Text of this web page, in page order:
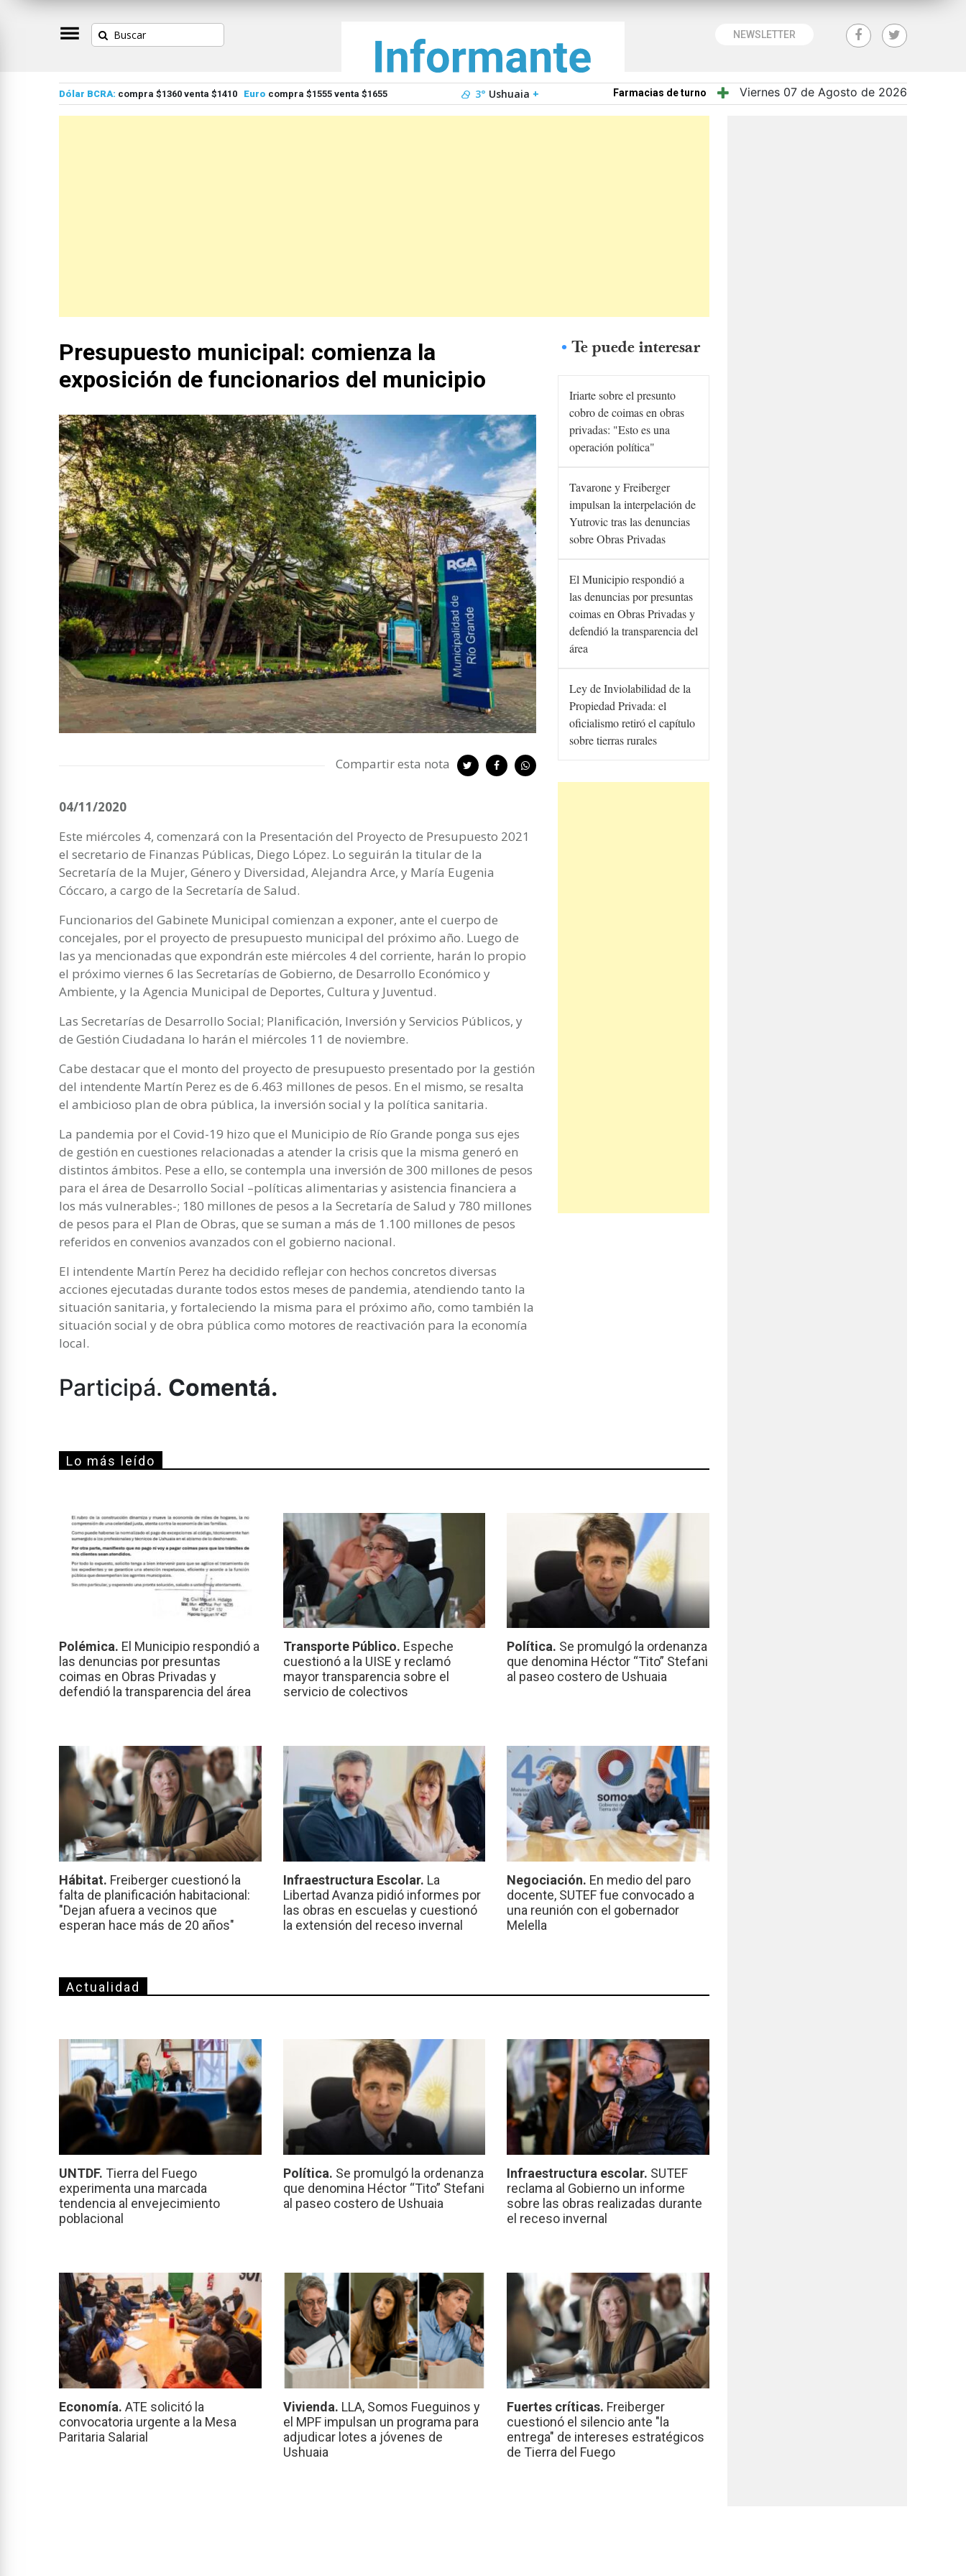
NEWSLETTER
Dólar BCRA: compra $1360 venta $1410 Euro compra $1555 venta $1655 3° Ushuaia + Farmacias de turno Viernes 07 de Agosto de 2026
Presupuesto municipal: comienza la
exposición de funcionarios del municipio
Compartir esta nota
04/11/2020
Este miércoles 4, comenzará con la Presentación del Proyecto de Presupuesto 2021
el secretario de Finanzas Públicas, Diego López. Lo seguirán la titular de la
Secretaría de la Mujer, Género y Diversidad, Alejandra Arce, y María Eugenia
Cóccaro, a cargo de la Secretaría de Salud.
Funcionarios del Gabinete Municipal comienzan a exponer, ante el cuerpo de
concejales, por el proyecto de presupuesto municipal del próximo año. Luego de
las ya mencionadas que expondrán este miércoles 4 del corriente, harán lo propio
el próximo viernes 6 las Secretarías de Gobierno, de Desarrollo Económico y
Ambiente, y la Agencia Municipal de Deportes, Cultura y Juventud.
Las Secretarías de Desarrollo Social; Planificación, Inversión y Servicios Públicos, y
de Gestión Ciudadana lo harán el miércoles 11 de noviembre.
Cabe destacar que el monto del proyecto de presupuesto presentado por la gestión
del intendente Martín Perez es de 6.463 millones de pesos. En el mismo, se resalta
el ambicioso plan de obra pública, la inversión social y la política sanitaria.
La pandemia por el Covid-19 hizo que el Municipio de Río Grande ponga sus ejes
de gestión en cuestiones relacionadas a atender la crisis que la misma generó en
distintos ámbitos. Pese a ello, se contempla una inversión de 300 millones de pesos
para el área de Desarrollo Social –políticas alimentarias y asistencia financiera a
los más vulnerables-; 180 millones de pesos a la Secretaría de Salud y 780 millones
de pesos para el Plan de Obras, que se suman a más de 1.100 millones de pesos
referidos en convenios avanzados con el gobierno nacional.
El intendente Martín Perez ha decidido reflejar con hechos concretos diversas
acciones ejecutadas durante todos estos meses de pandemia, atendiendo tanto la
situación sanitaria, y fortaleciendo la misma para el próximo año, como también la
situación social y de obra pública como motores de reactivación para la economía
local.
Te puede interesar
Iriarte sobre el presunto
cobro de coimas en obras
privadas: "Esto es una
operación política"
Tavarone y Freiberger
impulsan la interpelación de
Yutrovic tras las denuncias
sobre Obras Privadas
El Municipio respondió a
las denuncias por presuntas
coimas en Obras Privadas y
defendió la transparencia del
área
Ley de Inviolabilidad de la
Propiedad Privada: el
oficialismo retiró el capítulo
sobre tierras rurales
Participá. Comentá.
Lo más leído
Polémica. El Municipio respondió a
las denuncias por presuntas
coimas en Obras Privadas y
defendió la transparencia del área
Transporte Público. Espeche
cuestionó a la UISE y reclamó
mayor transparencia sobre el
servicio de colectivos
Política. Se promulgó la ordenanza
que denomina Héctor “Tito” Stefani
al paseo costero de Ushuaia
Hábitat. Freiberger cuestionó la
falta de planificación habitacional:
"Dejan afuera a vecinos que
esperan hace más de 20 años"
Infraestructura Escolar. La
Libertad Avanza pidió informes por
las obras en escuelas y cuestionó
la extensión del receso invernal
Negociación. En medio del paro
docente, SUTEF fue convocado a
una reunión con el gobernador
Melella
Actualidad
UNTDF. Tierra del Fuego
experimenta una marcada
tendencia al envejecimiento
poblacional
Política. Se promulgó la ordenanza
que denomina Héctor “Tito” Stefani
al paseo costero de Ushuaia
Infraestructura escolar. SUTEF
reclama al Gobierno un informe
sobre las obras realizadas durante
el receso invernal
Economía. ATE solicitó la
convocatoria urgente a la Mesa
Paritaria Salarial
Vivienda. LLA, Somos Fueguinos y
el MPF impulsan un programa para
adjudicar lotes a jóvenes de
Ushuaia
Fuertes críticas. Freiberger
cuestionó el silencio ante "la
entrega" de intereses estratégicos
de Tierra del Fuego